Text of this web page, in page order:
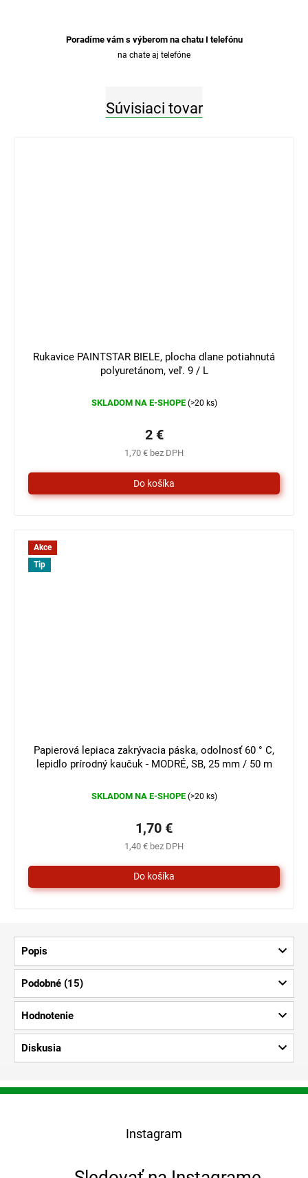
Poradíme vám s výberom na chatu I telefónu
na chate aj telefóne
Súvisiaci tovar
Rukavice PAINTSTAR BIELE, plocha dlane potiahnutá
polyuretánom, veľ. 9 / L
SKLADOM NA E-SHOPE (>20 ks)
1,70 € bez DPH
2 €
Akce
Tip
Papierová lepiaca zakrývacia páska, odolnosť 60 ° C,
lepidlo prírodný kaučuk - MODRÉ, SB, 25 mm / 50 m
SKLADOM NA E-SHOPE (>20 ks)
1,40 € bez DPH
1,70 €
Popis
Podobné (15)
Hodnotenie
Diskusia
Z
Instagram